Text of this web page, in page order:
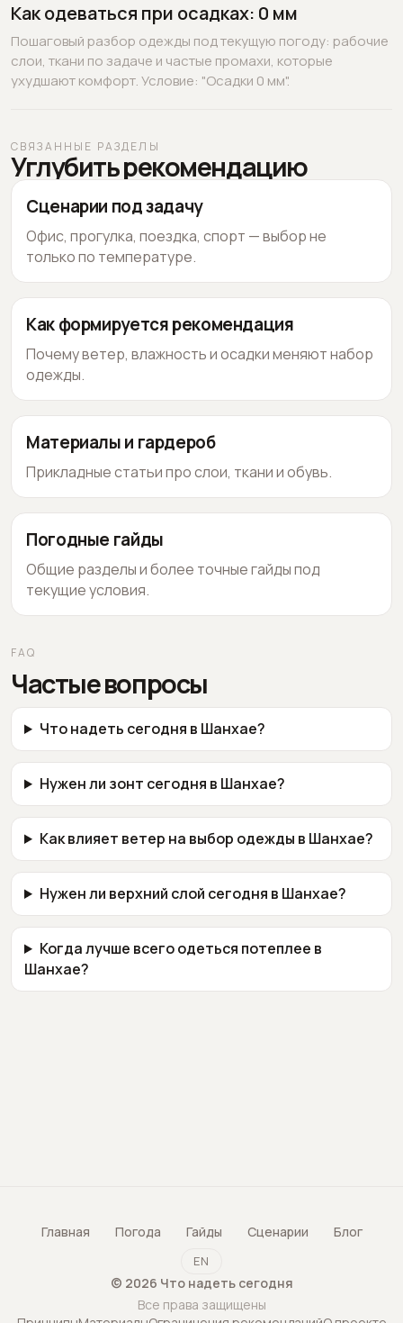
Как одеваться при осадках: 0 мм
Пошаговый разбор одежды под текущую погоду: рабочие
слои, ткани по задаче и частые промахи, которые
ухудшают комфорт. Условие: "Осадки 0 мм".
СВЯЗАННЫЕ РАЗДЕЛЫ
Углубить рекомендацию
Сценарии под задачу
Офис, прогулка, поездка, спорт — выбор не
только по температуре.
Как формируется рекомендация
Почему ветер, влажность и осадки меняют набор
одежды.
Материалы и гардероб
Прикладные статьи про слои, ткани и обувь.
Погодные гайды
Общие разделы и более точные гайды под
текущие условия.
FAQ
Частые вопросы
Что надеть сегодня в Шанхае?
Нужен ли зонт сегодня в Шанхае?
Как влияет ветер на выбор одежды в Шанхае?
Нужен ли верхний слой сегодня в Шанхае?
Когда лучше всего одеться потеплее в
Шанхае?
Главная Погода Гайды Сценарии Блог
EN
© 2026 Что надеть сегодня
Все права защищены